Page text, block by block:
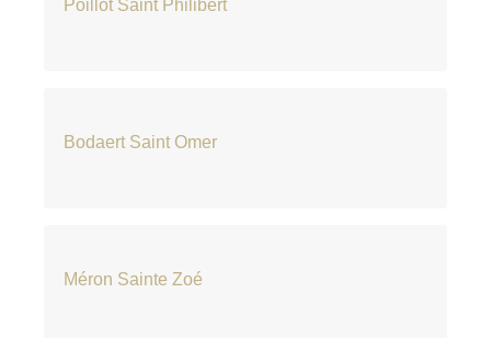
Poillot Saint Philibert
Bodaert Saint Omer
Méron Sainte Zoé